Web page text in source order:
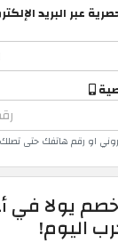
عبر البريد
او رقم هاتفك حتى
اليوم!